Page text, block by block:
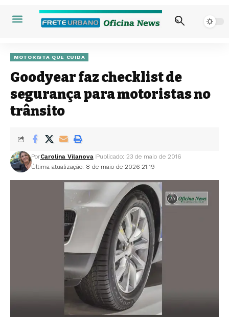
MOTORISTA QUE CUIDA
Goodyear faz checklist de
segurança para motoristas no
trânsito
Última atualização: 8 de maio de 2026 21:19
PorCarolina Vilanova Publicado: 23 de maio de 2016